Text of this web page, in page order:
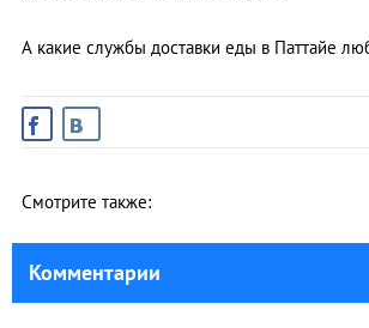
А какие службы доставки еды в Паттайе
Смотрите также:
Комментарии